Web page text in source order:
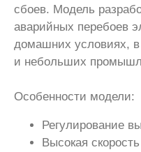
сбоев. Модель
аварийных перебоев
домашних условиях,
и небольших
Особенности модели:
Регулирование
Высокая